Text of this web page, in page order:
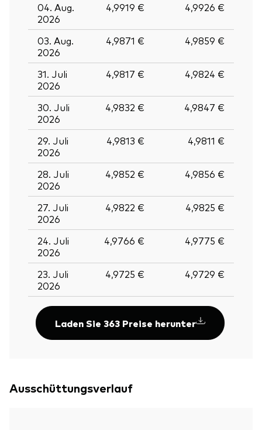
04. Aug.
2026
4,9919 € 4,9926 €
03. Aug.
2026
4,9871 € 4,9859 €
31. Juli
2026
4,9817 € 4,9824 €
30. Juli
2026
4,9832 € 4,9847 €
29. Juli
2026
4,9813 € 4,9811 €
28. Juli
2026
4,9852 € 4,9856 €
27. Juli
2026
4,9822 € 4,9825 €
24. Juli
2026
4,9766 € 4,9775 €
23. Juli
2026
4,9725 € 4,9729 €
Laden Sie 363 Preise herunter
Ausschüttungsverlauf